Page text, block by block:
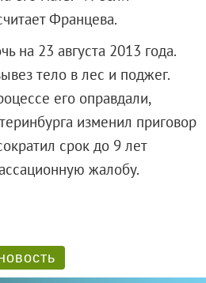
Францева.
на 23 августа 2013 года.
тело в лес и поджег.
его оправдали,
изменил приговор
срок до 9 лет
жалобу.